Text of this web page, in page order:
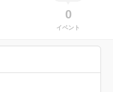
0
イベント